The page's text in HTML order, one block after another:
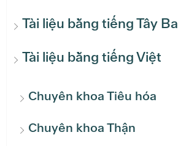
Tài liệu bằng tiếng Tây
Tài liệu bằng tiếng Việt
Chuyên khoa Tiêu hóa
Chuyên khoa Thận